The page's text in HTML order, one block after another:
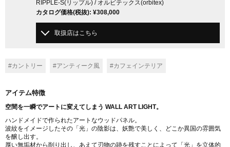
RIPPLE-S(リップル) / オルビテックス(orbitex)
カタログ価格(税抜): ¥308,000
取扱店はこちら
#カントリー #アンティーク風 #カフェインテリア
アイテム特徴
空間を一瞬でアートに変えてしまう WALL ART LIGHT。
ハンドメイドで作られたアートなウッドパネル。
波紋をイメージしたその「光」の陰影は、妖艶で美しく、どこか異国の雰囲気
を醸し出す。
厚い無垢材から削り出し、あえて刃物の跡を残すことによって「光」を立体的